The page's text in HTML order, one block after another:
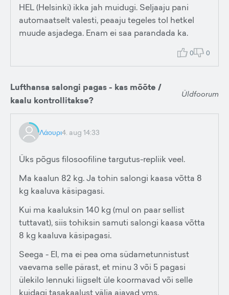
HEL (Helsinki) ikka jah muidugi. Seljaaju pani
automaatselt valesti, peaaju tegeles tol hetkel
muude asjadega. Enam ei saa parandada ka.
0 0
Lufthansa salongi pagas - kas mõõte /
kaalu kontrollitakse?
Üldfoorum
Λάουρι4. aug 14:33
Üks põgus filosoofiline targutus-repliik veel.
Ma kaalun 82 kg. Ja tohin salongi kaasa võtta 8
kg kaaluva käsipagasi.
Kui ma kaaluksin 140 kg (mul on paar sellist
tuttavat), siis tohiksin samuti salongi kaasa võtta
8 kg kaaluva käsipagasi.
Seega - EI, ma ei pea oma südametunnistust
vaevama selle pärast, et minu 3 või 5 pagasi
ülekilo lennuki liigselt üle koormavad või selle
kuidagi tasakaalust välja ajavad vms.